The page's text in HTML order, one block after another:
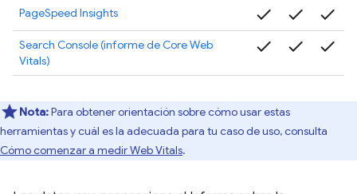
PageSpeed Insights check check check
Search Console (informe de Core Web
Vitals)
check check check
Nota:Para obtener orientación sobre cómo usar estas
herramientas y cuál es la adecuada para tu caso de uso, consulta
Cómo comenzar a medir Web Vitals.